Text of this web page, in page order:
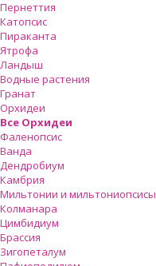
Пернеттия
Катопсис
Пираканта
Ятрофа
Ландыш
Водные растения
Гранат
Орхидеи
Все Орхидеи
Фаленопсис
Ванда
Дендробиум
Камбрия
Мильтонии и мильтониопсисы
Колманара
Цимбидиум
Брассия
Зигопеталум